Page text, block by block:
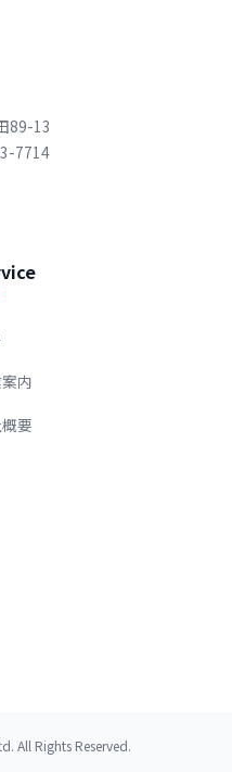
89-13
7714
内
要
All Rights Reserved.